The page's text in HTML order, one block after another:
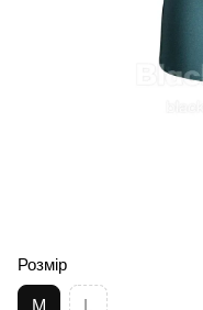
Розмір
M L